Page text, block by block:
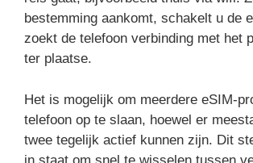
bestemming aankomt, schakelt u de
zoekt de telefoon verbinding met het
ter plaatse.
Het is mogelijk om meerdere eSIM-
telefoon op te slaan, hoewel er
twee tegelijk actief kunnen zijn. Dit